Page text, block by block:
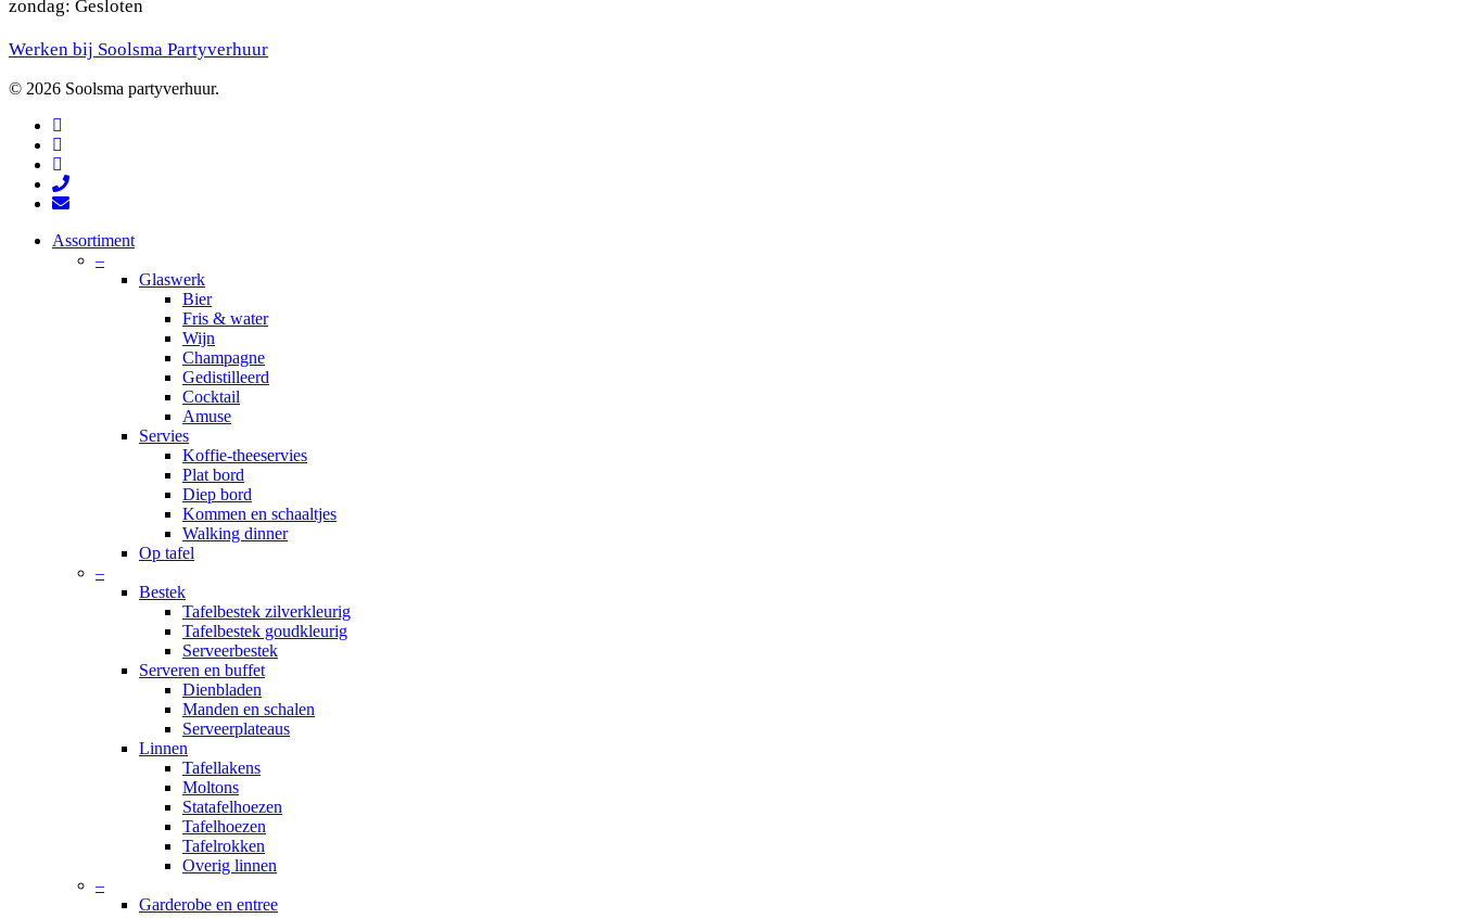
zondag: Gesloten
Werken bij Soolsma Partyverhuur
© 2026 Soolsma partyverhuur.
facebook
pinterest
instagram
phone
email
Close
Assortiment
–
Glaswerk
Bier
Fris & water
Wijn
Champagne
Gedistilleerd
Cocktail
Amuse
Servies
Koffie-theeservies
Plat bord
Diep bord
Kommen en schaaltjes
Walking dinner
Op tafel
–
Bestek
Tafelbestek zilverkleurig
Tafelbestek goudkleurig
Serveerbestek
Serveren en buffet
Dienbladen
Manden en schalen
Serveerplateaus
Linnen
Tafellakens
Moltons
Statafelhoezen
Tafelhoezen
Tafelrokken
Overig linnen
–
Garderobe en entree